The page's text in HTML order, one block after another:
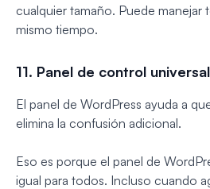
cualquier tamaño. Puede manejar
mismo tiempo.
11. Panel de control universal
El panel de WordPress ayuda a
elimina la confusión adicional.
Eso es porque el panel de
igual para todos. Incluso cuando